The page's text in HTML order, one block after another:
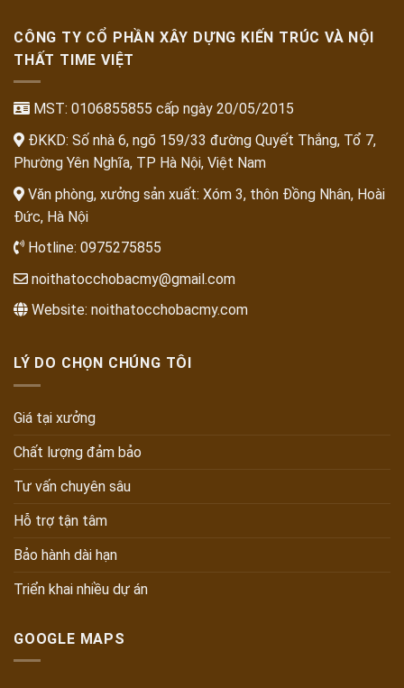
CÔNG TY CỔ PHẦN XÂY DỰNG KIẾN TRÚC VÀ NỘI
THẤT TIME VIỆT
MST: 0106855855 cấp ngày 20/05/2015
ĐKKD: Số nhà 6, ngõ 159/33 đường Quyết Thắng, Tổ 7,
Phường Yên Nghĩa, TP Hà Nội, Việt Nam
Văn phòng, xưởng sản xuất: Xóm 3, thôn Đồng Nhân, Hoài
Đức, Hà Nội
Hotline: 0975275855
noithatocchobacmy@gmail.com
Website: noithatocchobacmy.com
LÝ DO CHỌN CHÚNG TÔI
Giá tại xưởng
Chất lượng đảm bảo
Tư vấn chuyên sâu
Hỗ trợ tận tâm
Bảo hành dài hạn
Triển khai nhiều dự án
GOOGLE MAPS